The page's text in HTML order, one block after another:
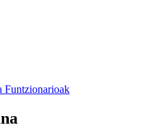
Funtzionarioak